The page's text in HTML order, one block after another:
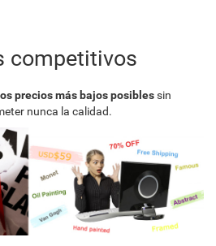
competitivos
los precios más bajos posiblessin
nunca la calidad.